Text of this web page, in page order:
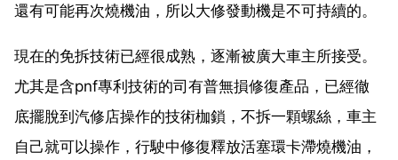
還有可能再次燒機油，所以大修發動機是不可持續的。
現在的免拆技術已經很成熟，逐漸被廣大車主所接受。
尤其是含pnf專利技術的司有普無損修復產品，已經徹
底擺脫到汽修店操作的技術枷鎖，不拆一顆螺絲，車主
自己就可以操作，行駛中修復釋放活塞環卡滯燒機油，